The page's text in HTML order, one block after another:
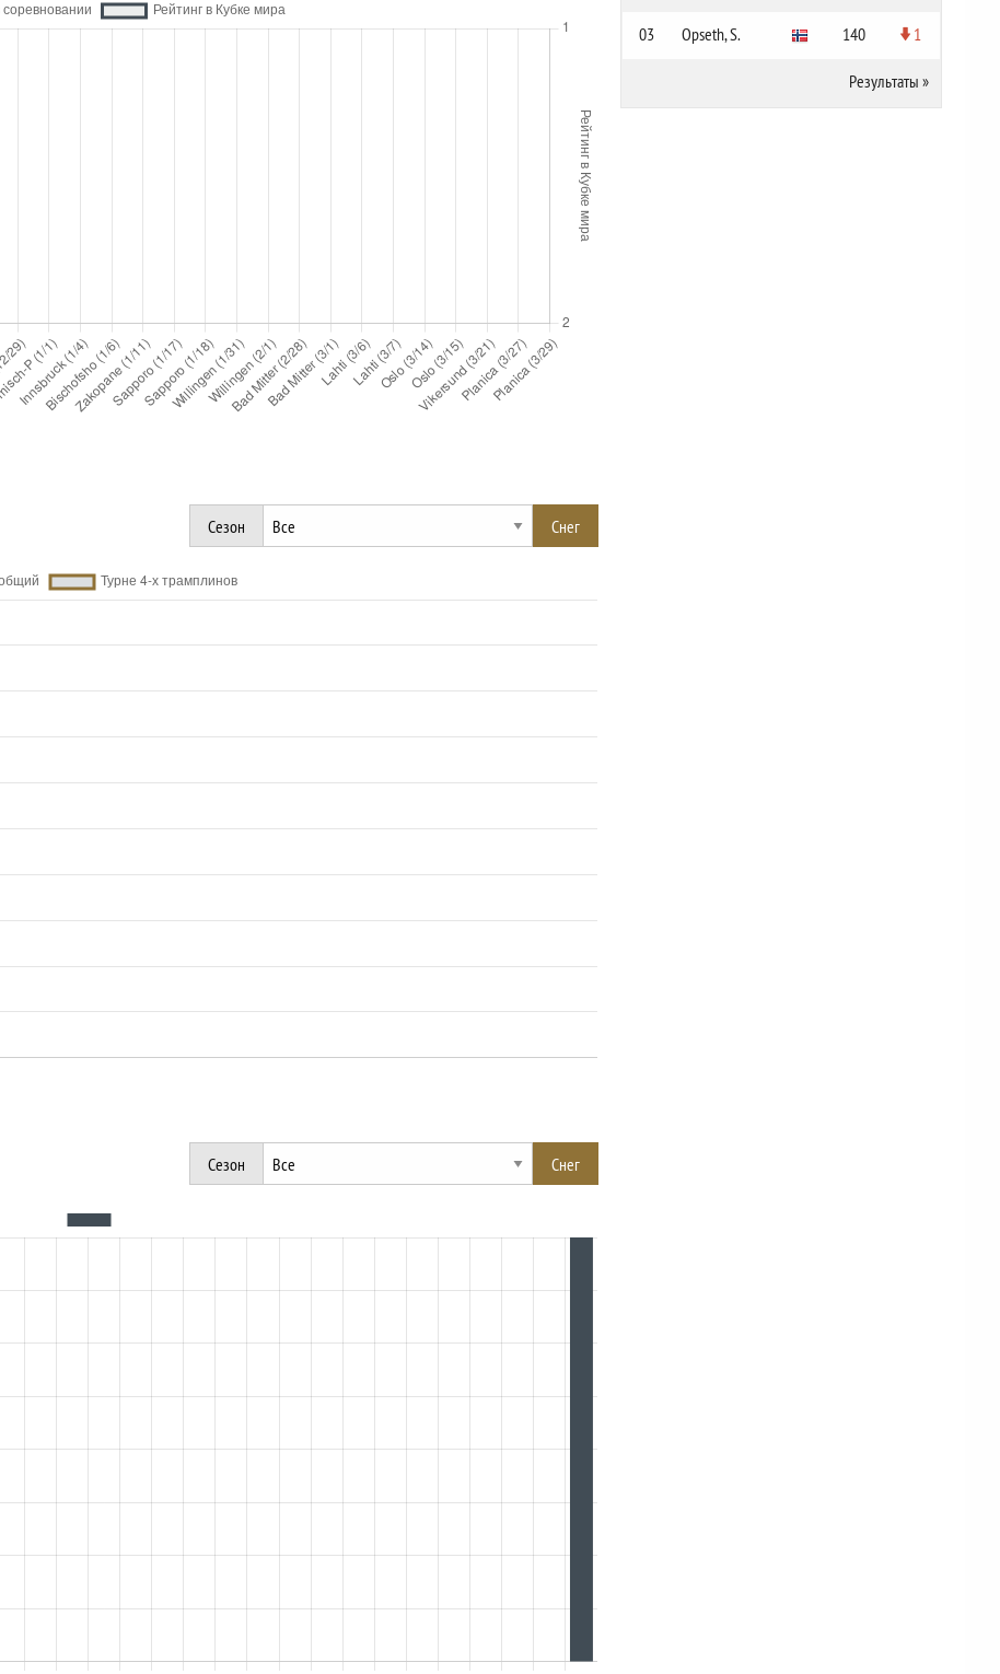
Сезон
Сезон
03 Opseth, S. 140 1
Результаты »